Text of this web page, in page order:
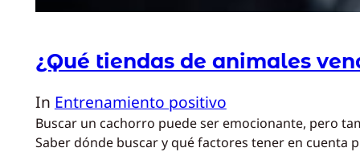
¿Qué tiendas de animales
In Entrenamiento positivo
Buscar un cachorro puede ser emocionante, pero
Saber dónde buscar y qué factores tener en cuenta